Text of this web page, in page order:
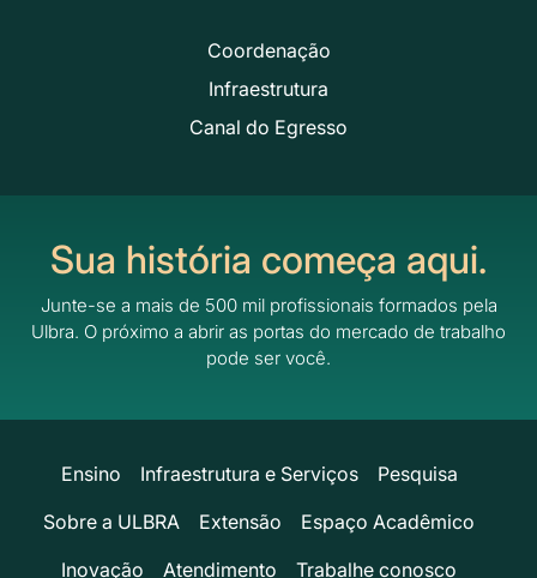
Coordenação
Infraestrutura
Canal do Egresso
Sua história começa aqui.
Junte-se a mais de 500 mil profissionais formados pela
Ulbra. O próximo a abrir as portas do mercado de trabalho
pode ser você.
Ensino Infraestrutura e Serviços
Pesquisa
Sobre a ULBRA
Extensão
Espaço Acadêmico
Inovação
Atendimento Trabalhe conosco